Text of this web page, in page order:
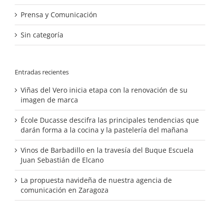
Prensa y Comunicación
Sin categoría
Entradas recientes
Viñas del Vero inicia etapa con la renovación de su
imagen de marca
École Ducasse descifra las principales tendencias que
darán forma a la cocina y la pastelería del mañana
Vinos de Barbadillo en la travesía del Buque Escuela
Juan Sebastián de Elcano
La propuesta navideña de nuestra agencia de
comunicación en Zaragoza